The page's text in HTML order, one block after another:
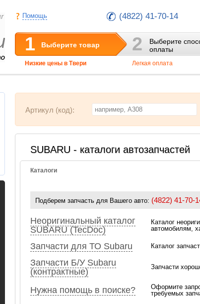
Помощь (4822) 41-70-14
1 Выберите товар
Низкие цены в Твери
2
Выберите
оплаты
Легкая оплата
Артикул (код):
SUBARU - каталоги автозапчастей
Каталоги
Подберем запчасть для Вашего авто: (4822) 41-70-
Неоригинальный каталог
SUBARU (TecDoc)
Каталог
автомобилям,
Запчасти для ТО Subaru Каталог
Запчасти Б/У Subaru
(контрактные)
Запчасти
Нужна помощь в поиске?
Оформите
требуемых